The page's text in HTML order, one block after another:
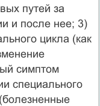
путей за
и после нее; 3)
цикла (как
симптом
специального